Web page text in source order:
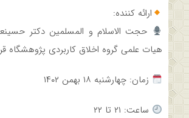
ارائه کننده:
حجت الاسلام و المسلمین دکتر
هیات علمی گروه اخلاق کاربردی پژوهشگاه
زمان: چهارشنبه ۱۸ بهمن ۱۴۰۲
ساعت: ۲۱ تا ۲۲